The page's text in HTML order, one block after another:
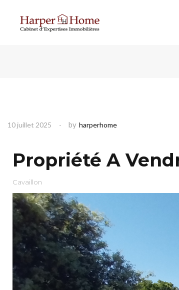
10 juillet 2025 by harperhome
Propriété A
Cavaillon